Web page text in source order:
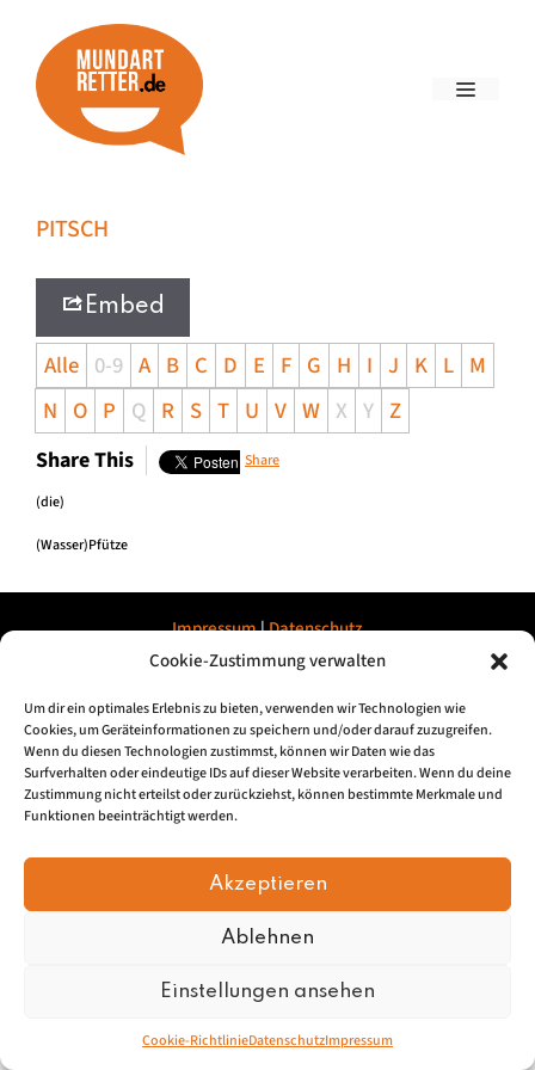
Cookie-Zustimmung verwalten
Um dir ein optimales Erlebnis zu bieten, verwenden wir Technologien wie
Cookies, um Geräteinformationen zu speichern und/oder darauf zuzugreifen.
Wenn du diesen Technologien zustimmst, können wir Daten wie das
Surfverhalten oder eindeutige IDs auf dieser Website verarbeiten. Wenn du deine
Zustimmung nicht erteilst oder zurückziehst, können bestimmte Merkmale und
Funktionen beeinträchtigt werden.
Akzeptieren
Ablehnen
Einstellungen ansehen
Cookie-RichtlinieDatenschutzImpressum
PITSCH
Embed
Alle 0-9 A B C D E F G H I J K L M
N O P Q R S T U V W X Y Z
Share This Share
(die)
(Wasser)Pfütze
Impressum|Datenschutz